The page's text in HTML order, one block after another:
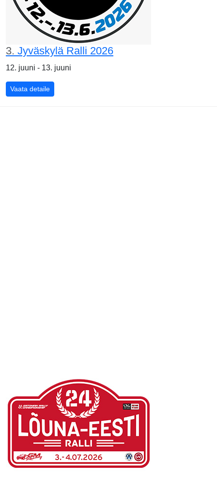
3. Jyväskylä Ralli 2026
12. juuni - 13. juuni
Vaata detaile